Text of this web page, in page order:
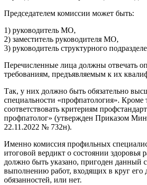
Председателем комиссии может быть:
1) руководитель МО,
2) заместитель руководителя МО,
3) руководитель структурного
Перечисленные лица должны отвечать
требованиям, предъявляемым к их
Так, у них должно быть обязательно
специальности «профпатология».
соответствовать критериям
профпатолог» (утвержден Приказом
22.11.2022 № 732н).
Именно комиссия профильных
итоговой вердикт о состоянии здоровья
должно быть указано, пригоден данный
выполнению работ, входящих в круг его
обязанностей, или нет.